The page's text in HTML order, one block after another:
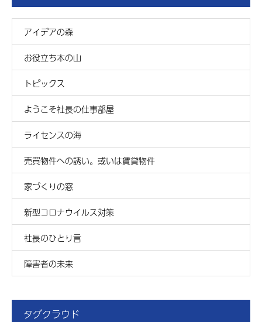
アイデアの森
お役立ち本の山
トピックス
ようこそ社長の仕事部屋
ライセンスの海
売買物件への誘い。或いは賃貸物件
家づくりの窓
新型コロナウイルス対策
社長のひとり言
障害者の未来
タグクラウド